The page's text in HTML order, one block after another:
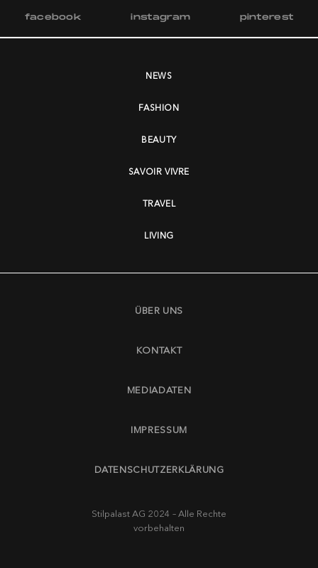
facebook instagram pinterest
NEWS
FASHION
BEAUTY
SAVOIR VIVRE
TRAVEL
LIVING
ÜBER UNS
KONTAKT
MEDIADATEN
IMPRESSUM
DATENSCHUTZERKLÄRUNG
Stilpalast AG 2024 – Alle Rechte
vorbehalten